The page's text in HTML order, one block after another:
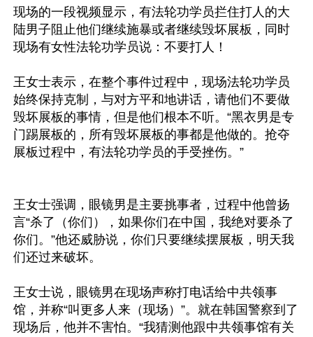
现场的一段视频显示，有法轮功学员拦住打人的大
陆男子阻止他们继续施暴或者继续毁坏展板，同时
现场有女性法轮功学员说：不要打人！
王女士表示，在整个事件过程中，现场法轮功学员
始终保持克制，与对方平和地讲话，请他们不要做
毁坏展板的事情，但是他们根本不听。“黑衣男是专
门踢展板的，所有毁坏展板的事都是他做的。抢夺
展板过程中，有法轮功学员的手受挫伤。”
王女士强调，眼镜男是主要挑事者，过程中他曾扬
言“杀了（你们），如果你们在中国，我绝对要杀了
你们。”他还威胁说，你们只要继续摆展板，明天我
们还过来破坏。
王女士说，眼镜男在现场声称打电话给中共领事
馆，并称“叫更多人来（现场）”。就在韩国警察到了
现场后，他并不害怕。“我猜测他跟中共领事馆有关